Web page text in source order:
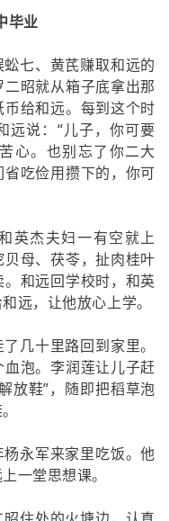
毕业
七、黄芪赚取和远的
昭就从箱子底拿出那
给和远。每到这个时
远说：“儿子，你可要
心。也别忘了你二大
吃俭用攒下的，你可
英杰夫妇一有空就上
母、茯苓，扯肉桂叶
和远回学校时，和英
远，让他放心上学。
几十里路回到家里。
泡。李润莲让儿子赶
放鞋”，随即把稻草泡
永军来家里吃饭。他
一堂思想课。